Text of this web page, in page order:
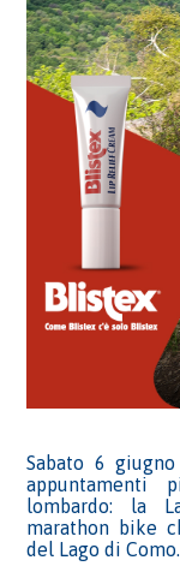
Sabato 6
appuntamenti
lombardo: la
marathon bike
del Lago di Como.